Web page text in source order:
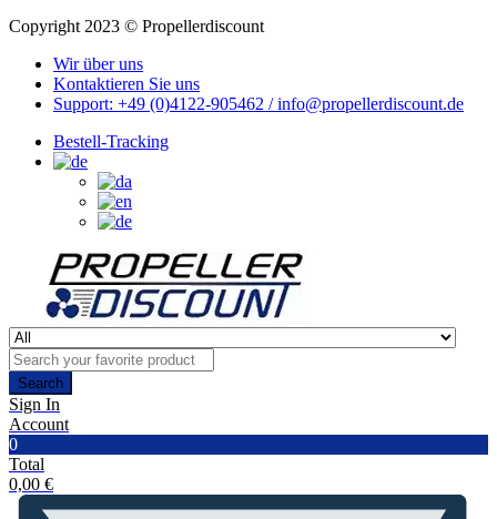
Copyright 2023 © Propellerdiscount
Wir über uns
Kontaktieren Sie uns
Support: +49 (0)4122-905462 / info@propellerdiscount.de
Bestell-Tracking
Search
Sign In
Account
0
Total
0,00 €